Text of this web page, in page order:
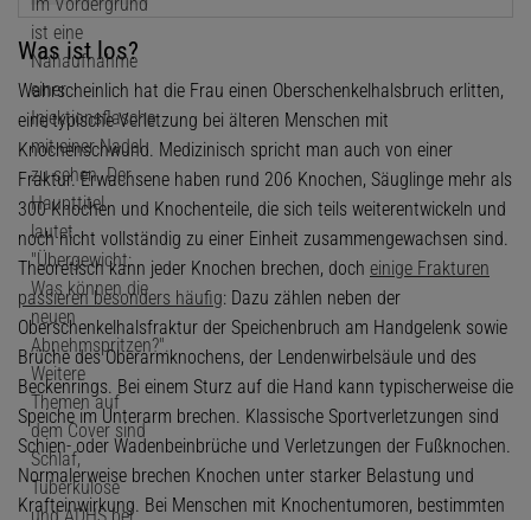
Was ist los?
Wahrscheinlich hat die Frau einen Oberschenkelhalsbruch erlitten,
eine typische Verletzung bei älteren Menschen mit
Knochenschwund. Medizinisch spricht man auch von einer
Fraktur. Erwachsene haben rund 206 Knochen, Säuglinge mehr als
300 Knochen und Knochenteile, die sich teils weiterentwickeln und
noch nicht vollständig zu einer Einheit zusammengewachsen sind.
Theoretisch kann jeder Knochen brechen, doch einige Frakturen
passieren besonders häufig: Dazu zählen neben der
Oberschenkelhalsfraktur der Speichenbruch am Handgelenk sowie
Brüche des Oberarmknochens, der Lendenwirbelsäule und des
Beckenrings. Bei einem Sturz auf die Hand kann typischerweise die
Speiche im Unterarm brechen. Klassische Sportverletzungen sind
Schien- oder Wadenbeinbrüche und Verletzungen der Fußknochen.
Normalerweise brechen Knochen unter starker Belastung und
Krafteinwirkung. Bei Menschen mit Knochentumoren, bestimmten